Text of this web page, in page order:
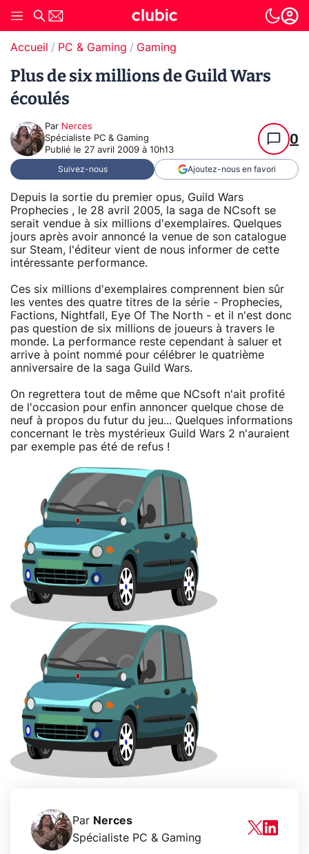
Accueil PC & Gaming Gaming
Plus de six millions de Guild Wars
écoulés
Par Nerces
Spécialiste PC & Gaming
Publié le 27 avril 2009 à 10h13
0
Suivez-nous Ajoutez-nous en favori
Depuis la sortie du premier opus, Guild Wars
Prophecies , le 28 avril 2005, la saga de NCsoft se
serait vendue à six millions d'exemplaires. Quelques
jours après avoir annoncé la venue de son catalogue
sur Steam, l'éditeur vient de nous informer de cette
intéressante performance.
Ces six millions d'exemplaires comprennent bien sûr
les ventes des quatre titres de la série - Prophecies,
Factions, Nightfall, Eye Of The North - et il n'est donc
pas question de six millions de joueurs à travers le
monde. La performance reste cependant à saluer et
arrive à point nommé pour célébrer le quatrième
anniversaire de la saga Guild Wars.
On regrettera tout de même que NCsoft n'ait profité
de l'occasion pour enfin annoncer quelque chose de
neuf à propos du futur du jeu... Quelques informations
concernant le très mystérieux Guild Wars 2 n'auraient
par exemple pas été de refus !
Par Nerces
Spécialiste PC & Gaming